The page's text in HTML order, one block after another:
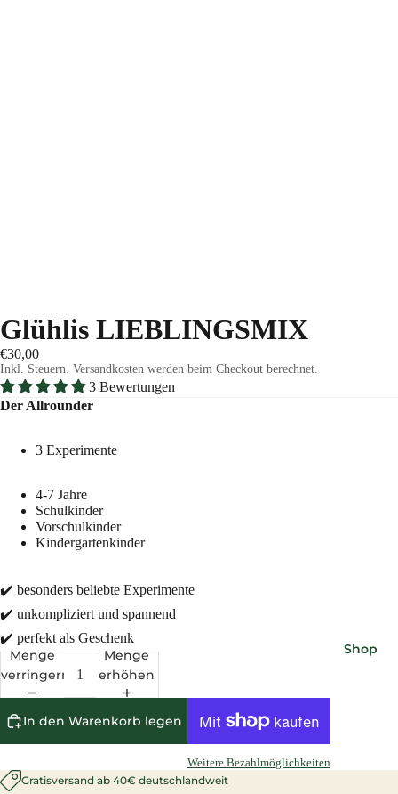
Shop
Glühlis LIEBLINGSMIX
€30,00
Inkl. Steuern. Versandkosten werden beim Checkout berechnet.
3 Bewertungen
Der Allrounder
3 Experimente
4-7 Jahre
Schulkinder
Vorschulkinder
Kindergartenkinder
✔️ besonders beliebte Experimente
✔️ unkompliziert und spannend
✔️ perfekt als Geschenk
Menge
verringern
Menge
erhöhen
In den Warenkorb legen
Weitere Bezahlmöglichkeiten
Gratisversand ab 40€ deutschlandweit